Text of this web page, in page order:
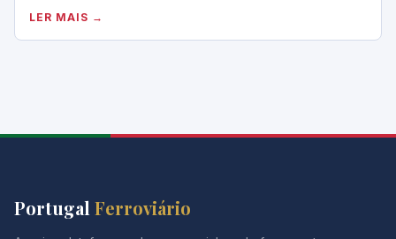
LER MAIS →
Portugal Ferroviário